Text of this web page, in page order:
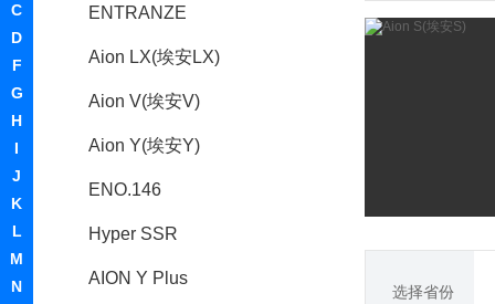
C
D
F
G
H
I
J
K
L
M
N
ENTRANZE
Aion LX(埃安LX)
Aion V(埃安V)
Aion Y(埃安Y)
ENO.146
Hyper SSR
AION Y Plus
选择省份